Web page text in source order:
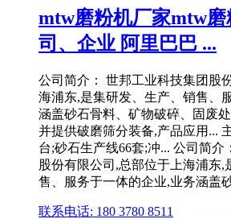
mtw磨粉机厂家mtw
司、企业 阿里巴巴 ...
公司简介： 世邦工业科技集团股
海浦东,是集研发、生产、销售、
涵盖砂石骨料、矿物破碎、固废
并提供破磨筛分装备,产品应用...
台;砂石生产线66套;冲... 公司简介
股份有限公司,总部位于上海浦东,
售、服务于一体的企业,业务涵盖
联系电话: 180 3780 8511